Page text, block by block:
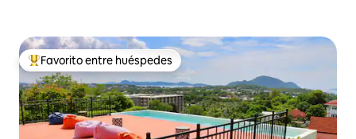
Favorito entre huéspedes preferido
Favorito entre huéspedes